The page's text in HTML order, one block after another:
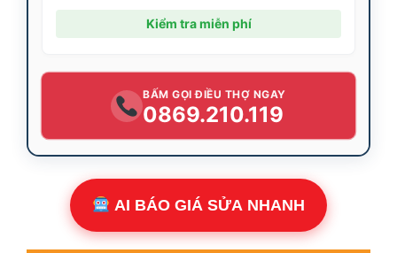
Kiểm tra miễn phí
BẤM GỌI ĐIỀU THỢ NGAY
0869.210.119
AI BÁO GIÁ SỬA NHANH